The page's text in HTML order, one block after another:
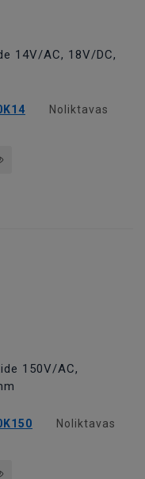
14V/AC, 18V/DC,
Noliktavas
150V/AC,
Noliktavas